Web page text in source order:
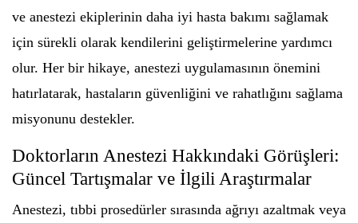
ve anestezi ekiplerinin daha iyi hasta bakımı sağlamak
için sürekli olarak kendilerini geliştirmelerine yardımcı
olur. Her bir hikaye, anestezi uygulamasının önemini
hatırlatarak, hastaların güvenliğini ve rahatlığını sağlama
misyonunu destekler.
Doktorların Anestezi Hakkındaki Görüşleri:
Güncel Tartışmalar ve İlgili Araştırmalar
Anestezi, tıbbi prosedürler sırasında ağrıyı azaltmak veya